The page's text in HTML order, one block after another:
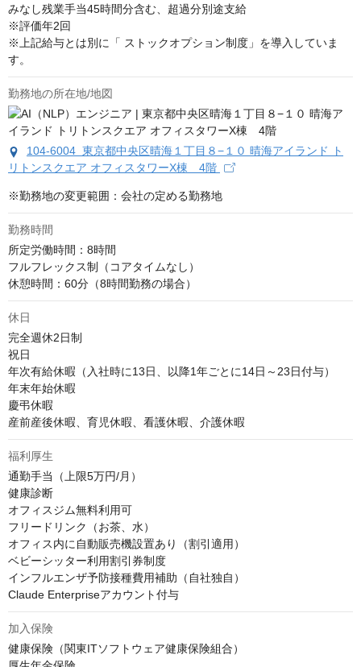
みなし残業手当45時間分含む、超過分別途支給
※評価年2回
※上記給与とは別に「 ストックオプション制度」を導入していま
す。
勤務地の所在地/地図
104-6004 東京都中央区晴海１丁目８−１０ 晴海アイランド ト
リトンスクエア オフィスタワーX棟 4階
※勤務地の変更範囲：会社の定める勤務地
勤務時間
所定労働時間：8時間
フルフレックス制（コアタイムなし）
休憩時間：60分（8時間勤務の場合）
休日
完全週休2日制
祝日
年次有給休暇（入社時に13日、以降1年ごとに14日～23日付与）
年末年始休暇
慶弔休暇
産前産後休暇、育児休暇、看護休暇、介護休暇
福利厚生
通勤手当（上限5万円/月）
健康診断
オフィスジム無料利用可
フリードリンク（お茶、水）
オフィス内に自動販売機設置あり（割引適用）
ベビーシッター利用割引券制度
インフルエンザ予防接種費用補助（自社独自）
Claude Enterpriseアカウント付与
加入保険
健康保険（関東ITソフトウェア健康保険組合）